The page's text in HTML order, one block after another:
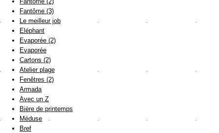
Fantôme (3)
Le meilleur job
Eléphant
Evaporée (2)
Evaporée
Cartons (2)
Atelier plage
Fenêtres (2)
Armada
Avec un Z
Bière de printemps
Méduse
Bref